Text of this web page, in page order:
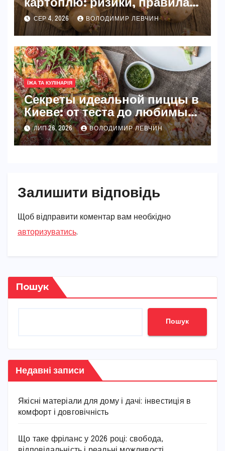
та безпечні способи
СЕР 4, 2026 ВОЛОДИМИР ЛЕВЧИН
ЇЖА ТА КУЛІНАРІЯ
Секреты идеальной пиццы в
Киеве: от теста до любимых
начинок
ЛИП 26, 2026 ВОЛОДИМИР ЛЕВЧИН
Залишити відповідь
Щоб відправити коментар вам необхідно
авторизуватись.
Пошук
Пошук
Недавні записи
Якісні матеріали для дому і дачі: інвестиція в
комфорт і довговічність
Що таке фріланс у 2026 році: свобода,